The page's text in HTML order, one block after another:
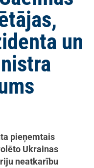
un
pieņemtais
Ukrainas
neatkarību